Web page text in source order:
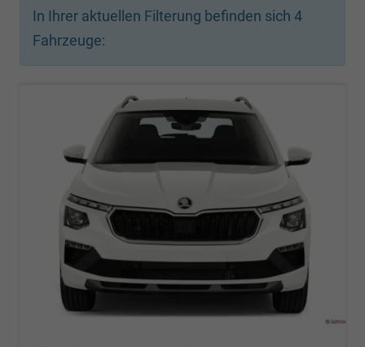
In Ihrer aktuellen Filterung befinden sich 4
Fahrzeuge: